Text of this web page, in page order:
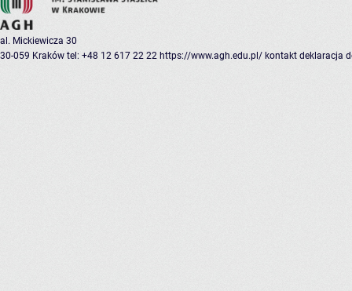
al. Mickiewicza 30
30-059 Kraków tel: +48 12 617 22 22 https://www.agh.edu.pl/ kontakt deklaracja